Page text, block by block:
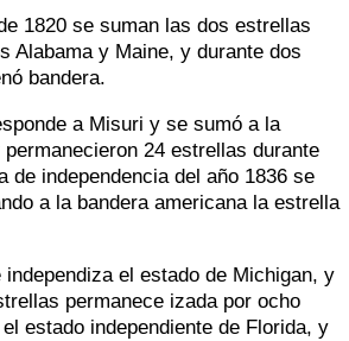
1820 se suman las dos estrellas
Alabama y Maine, y durante dos
bandera.
a Misuri y se sumó a la
24 estrellas durante
de independencia del año 1836 se
a la bandera americana la estrella
independiza el estado de Michigan, y
permanece izada por ocho
estado independiente de Florida, y